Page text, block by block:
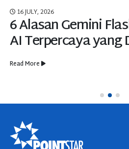
16 JULY, 2026
6 Alasan Gemini
AI Terpercaya yang
Read More